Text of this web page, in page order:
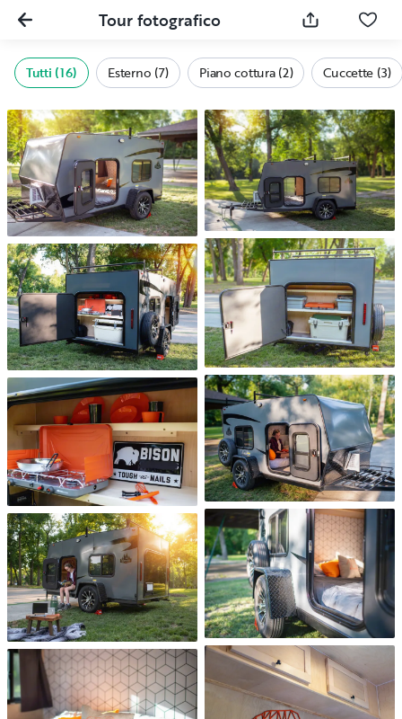
Tour fotografico
Tutti (16) Esterno (7) Piano cottura (2) Cuccette (3)